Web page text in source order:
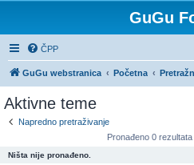
GuGu
ČPP
GuGu webstranica Početna
Aktivne teme
Napredno pretraživanje
Pronađeno 0 rezultata
Ništa nije pronađeno.